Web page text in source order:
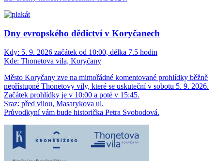
Dny evropského dědictví v Koryčanech
Kdy: 5. 9. 2026 začátek od 10:00, délka 7.5 hodin
Kde: Thonetova vila, Koryčany
Město Koryčany zve na mimořádné komentované prohlídky běžně
nepřístupné Thonetovy vily, které se uskuteční v sobotu 5. 9. 2026.
Začátek prohlídky je v 10:00 a poté v 15:45.
Sraz: před vilou, Masarykova ul.
Průvodkyní vám bude historička Petra Svobodová.